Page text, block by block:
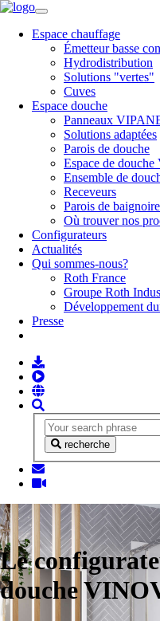
Espace chauffage
Émetteur basse
Hydrodistribution
Solutions "vertes"
Cuves
Espace douche
Panneaux
Solutions adaptées
Parois de douche
Espace de
Ensemble de
Receveurs
Parois de baignoire
Où trouver nos
Configurateurs
Actualités
Qui sommes-nous?
Roth France
Groupe Roth
Développement
Presse
recherche
Le
douche